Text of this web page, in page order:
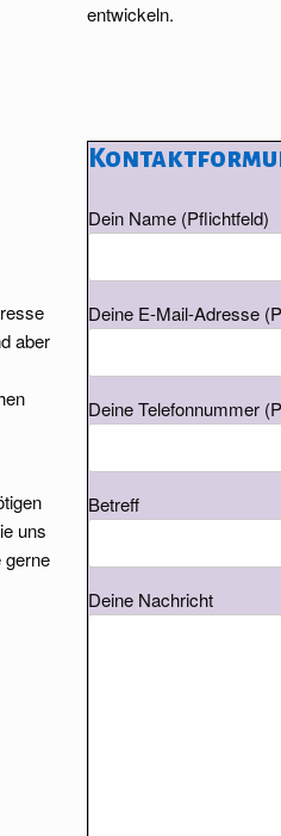
entwickeln.
aber
uns
gerne
Dein Name (Pflichtfeld)
Deine E-Mail-Adresse
Deine Telefonnummer
Betreff
Deine Nachricht